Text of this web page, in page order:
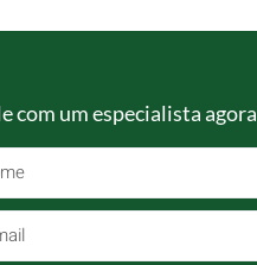
com um especialista agora